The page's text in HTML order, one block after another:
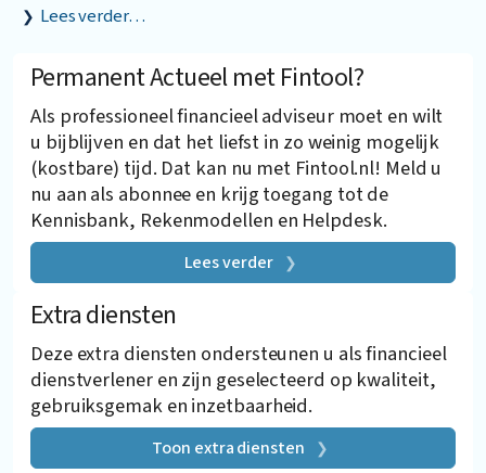
Lees verder…
Permanent Actueel met Fintool?
Als professioneel financieel adviseur moet en wilt
u bijblijven en dat het liefst in zo weinig mogelijk
(kostbare) tijd. Dat kan nu met Fintool.nl! Meld u
nu aan als abonnee en krijg toegang tot de
Kennisbank, Rekenmodellen en Helpdesk.
Lees verder
Extra diensten
Deze extra diensten ondersteunen u als financieel
dienstverlener en zijn geselecteerd op kwaliteit,
gebruiksgemak en inzetbaarheid.
Toon extra diensten